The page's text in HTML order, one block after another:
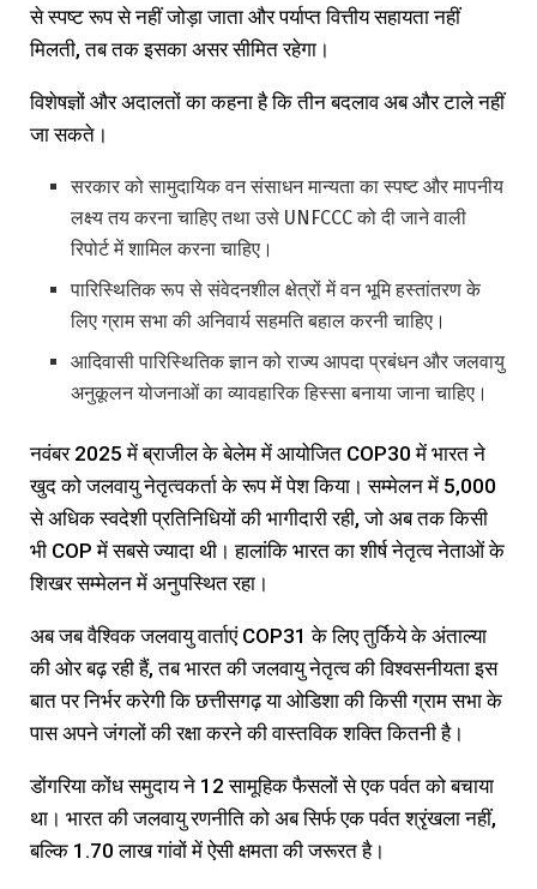
से स्पष्ट रूप से नहीं जोड़ा जाता और पर्याप्त वित्तीय सहायता नहीं
मिलती, तब तक इसका असर सीमित रहेगा।
विशेषज्ञों और अदालतों का कहना है कि तीन बदलाव अब और टाले नहीं
जा सकते।
सरकार को सामुदायिक वन संसाधन मान्यता का स्पष्ट और मापनीय
लक्ष्य तय करना चाहिए तथा उसे UNFCCC को दी जाने वाली
रिपोर्ट में शामिल करना चाहिए।
पारिस्थितिक रूप से संवेदनशील क्षेत्रों में वन भूमि हस्तांतरण के
लिए ग्राम सभा की अनिवार्य सहमति बहाल करनी चाहिए।
आदिवासी पारिस्थितिक ज्ञान को राज्य आपदा प्रबंधन और जलवायु
अनुकूलन योजनाओं का व्यावहारिक हिस्सा बनाया जाना चाहिए।
नवंबर 2025 में ब्राजील के बेलेम में आयोजित COP30 में भारत ने
खुद को जलवायु नेतृत्वकर्ता के रूप में पेश किया। सम्मेलन में 5,000
से अधिक स्वदेशी प्रतिनिधियों की भागीदारी रही, जो अब तक किसी
भी COP में सबसे ज्यादा थी। हालांकि भारत का शीर्ष नेतृत्व नेताओं के
शिखर सम्मेलन में अनुपस्थित रहा।
अब जब वैश्विक जलवायु वार्ताएं COP31 के लिए तुर्किये के अंताल्या
की ओर बढ़ रही हैं, तब भारत की जलवायु नेतृत्व की विश्वसनीयता इस
बात पर निर्भर करेगी कि छत्तीसगढ़ या ओडिशा की किसी ग्राम सभा के
पास अपने जंगलों की रक्षा करने की वास्तविक शक्ति कितनी है।
डोंगरिया कोंध समुदाय ने 12 सामूहिक फैसलों से एक पर्वत को बचाया
था। भारत की जलवायु रणनीति को अब सिर्फ एक पर्वत श्रृंखला नहीं,
बल्कि 1.70 लाख गांवों में ऐसी क्षमता की जरूरत है।